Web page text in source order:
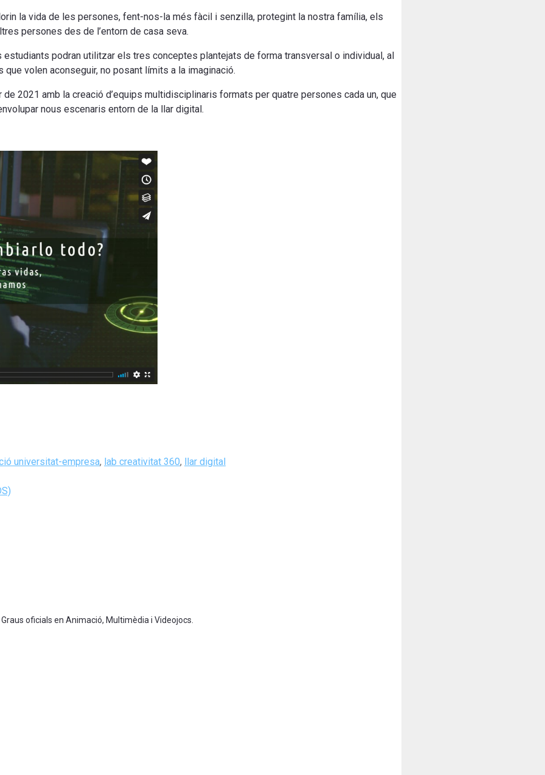
la vida de les persones, fent-nos-la més fàcil i senzilla, protegint la nostra família, els
persones des de l’entorn de casa seva.
podran utilitzar els tres conceptes plantejats de forma transversal o individual, al
volen aconseguir, no posant límits a la imaginació.
2021 amb la creació d’equips multidisciplinaris formats per quatre persones cada un, que
nous escenaris entorn de la llar digital.
universitat-empresa, lab creativitat 360, llar digital
oficials en Animació, Multimèdia i Videojocs.